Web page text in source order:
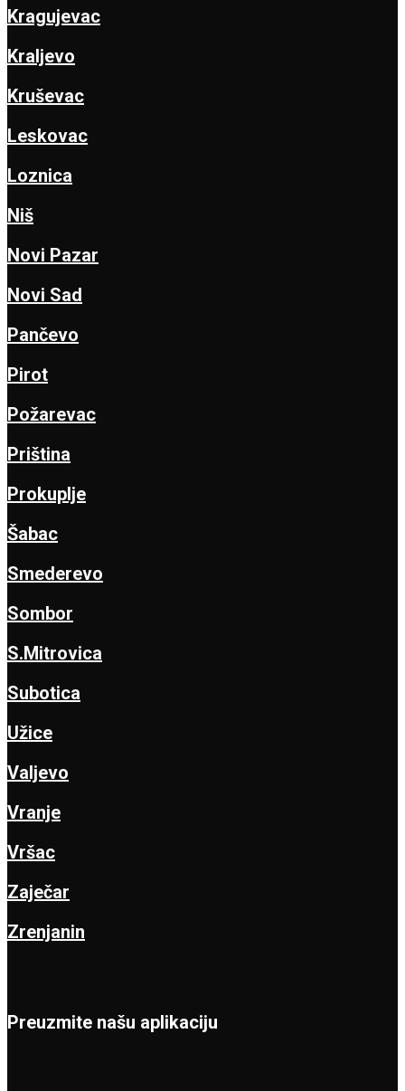
Kragujevac
Kraljevo
Kruševac
Leskovac
Loznica
Niš
Novi Pazar
Novi Sad
Pančevo
Pirot
Požarevac
Priština
Prokuplje
Šabac
Smederevo
Sombor
S.Mitrovica
Subotica
Užice
Valjevo
Vranje
Vršac
Zaječar
Zrenjanin
Preuzmite našu aplikaciju